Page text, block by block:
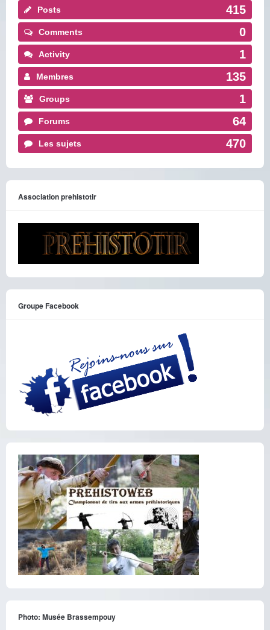
Posts 415
Comments 0
Activity 1
Membres 135
Groups 1
Forums 64
Les sujets 470
Association prehistotir
Groupe Facebook
Photo: Musée Brassempouy